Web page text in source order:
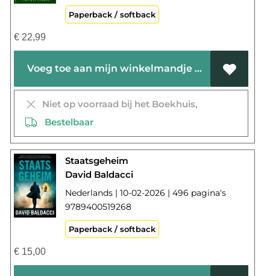
Paperback / softback
€22,99
Voeg toe aan mijn winkelmandje
Niet op voorraad bij het Boekhuis,
Bestelbaar
Staatsgeheim
David Baldacci
Nederlands | 10-02-2026 | 496 pagina's
9789400519268
Paperback / softback
€15,00